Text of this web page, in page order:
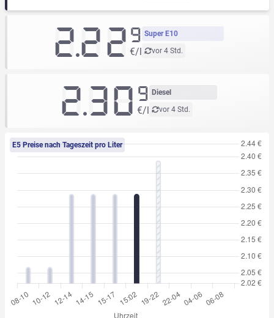
Super E10
vor 4 Std.
2.229
€/l
Diesel
vor 4 Std.
2.30 9
€/l
E5 Preise nach Tageszeit pro Liter